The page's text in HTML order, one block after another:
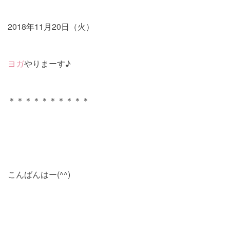
2018年11月20日（火）
ヨガやりまーす♪
＊＊＊＊＊＊＊＊＊＊
こんばんはー(^^)